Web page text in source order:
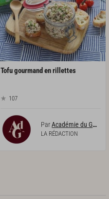
Tofugourmand enrillettes
107
ParAcadémie du Goût
LA RÉDACTION